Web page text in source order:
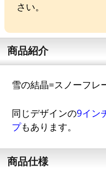
さい。
商品紹介
雪の結晶=スノーフレ
同じデザインの9イン
プもあります。
商品仕様